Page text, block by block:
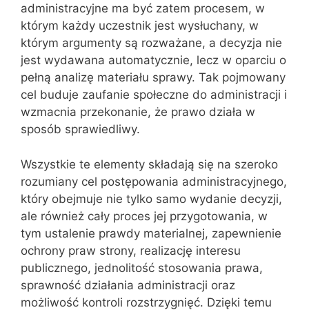
administracyjne ma być zatem procesem, w
którym każdy uczestnik jest wysłuchany, w
którym argumenty są rozważane, a decyzja nie
jest wydawana automatycznie, lecz w oparciu o
pełną analizę materiału sprawy. Tak pojmowany
cel buduje zaufanie społeczne do administracji i
wzmacnia przekonanie, że prawo działa w
sposób sprawiedliwy.
Wszystkie te elementy składają się na szeroko
rozumiany cel postępowania administracyjnego,
który obejmuje nie tylko samo wydanie decyzji,
ale również cały proces jej przygotowania, w
tym ustalenie prawdy materialnej, zapewnienie
ochrony praw strony, realizację interesu
publicznego, jednolitość stosowania prawa,
sprawność działania administracji oraz
możliwość kontroli rozstrzygnięć. Dzięki temu